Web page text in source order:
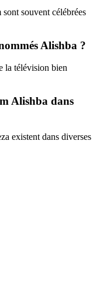
souvent célébrées
Alishba ?
la télévision bien
Alishba dans
existent dans diverses